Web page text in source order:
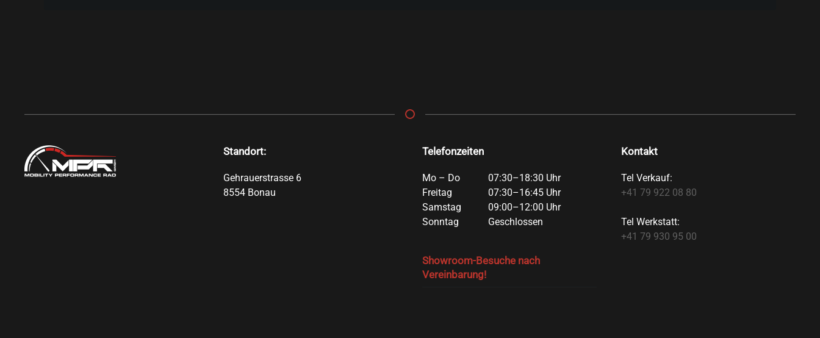
Standort:
Gehrauerstrasse 6
8554 Bonau
Kontakt
Tel Verkauf:
+41 79 922 08 80
Tel Werkstatt:
+41 79 930 95 00
Telefonzeiten
Mo – Do
07:30–18:30 Uhr
Freitag
07:30–16:45 Uhr
Samstag
09:00–12:00 Uhr
Sonntag
Geschlossen
Showroom-Besuche nach
Vereinbarung!